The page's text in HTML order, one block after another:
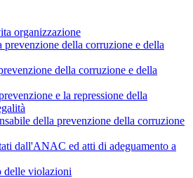
organizzazione
prevenzione della corruzione e della
della corruzione e della
e la repressione della
della prevenzione della corruzione
dall'ANAC ed atti di adeguamento a
delle violazioni